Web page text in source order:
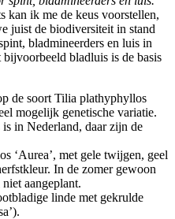
kan ik me de keus voorstellen,
juist de biodiversiteit in stand
bladmineerders en luis in
bladluis is de basis
de soort Tilia plathyphyllos
mogelijk genetische variatie.
in Nederland, daar zijn de
‘Aurea’, met gele twijgen, geel
In de zomer gewoon
aangeplant.
linde met gekrulde